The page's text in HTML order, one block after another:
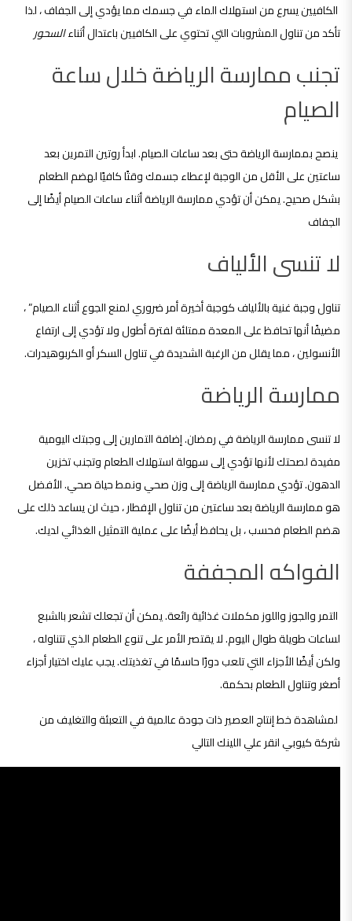
الكافيين يسرع من استهلاك الماء في جسمك مما يؤدي إلى الجفاف ، لذا
تأكد من تناول المشروبات التي تحتوي على الكافيين باعتدال أثناءالسحور
تجنب ممارسة الرياضة خلال ساعة
الصيام
ينصح بممارسة الرياضة حتى بعد ساعات الصيام. ابدأ روتين التمرين بعد
ساعتين على الأقل من الوجبة لإعطاء جسمك وقتًا كافيًا لهضم الطعام
بشكل صحيح. يمكن أن تؤدي ممارسة الرياضة أثناء ساعات الصيام أيضًا إلى
الجفاف
لا تنسى الألياف
تناول وجبة غنية بالألياف كوجبة أخيرة أمر ضروري لمنع الجوع أثناء الصيام” ،
مضيفًا أنها تحافظ على المعدة ممتلئة لفترة أطول ولا تؤدي إلى ارتفاع
الأنسولين ، مما يقلل من الرغبة الشديدة في تناول السكر أو الكربوهيدرات.
ممارسة الرياضة
لا تنسى ممارسة الرياضة في رمضان. إضافة التمارين إلى وجبتك اليومية
مفيدة لصحتك لأنها تؤدي إلى سهولة استهلاك الطعام وتجنب تخزين
الدهون. تؤدي ممارسة الرياضة إلى وزن صحي ونمط حياة صحي. الأفضل
هو ممارسة الرياضة بعد ساعتين من تناول الإفطار ، حيث لن يساعد ذلك على
هضم الطعام فحسب ، بل يحافظ أيضًا على عملية التمثيل الغذائي لديك.
الفواكه المجففة
التمر والجوز واللوز مكملات غذائية رائعة. يمكن أن تجعلك تشعر بالشبع
لساعات طويلة طوال اليوم. لا يقتصر الأمر على تنوع الطعام الذي تتناوله ،
ولكن أيضًا الأجزاء التي تلعب دورًا حاسمًا في تغذيتك. يجب عليك اختيار أجزاء
أصغر وتناول الطعام بحكمة.
لمشاهدة خط إنتاج العصير ذات جودة عالمية في التعبئة والتغليف من
شركة كيوبي انقر علي اللينك التالي